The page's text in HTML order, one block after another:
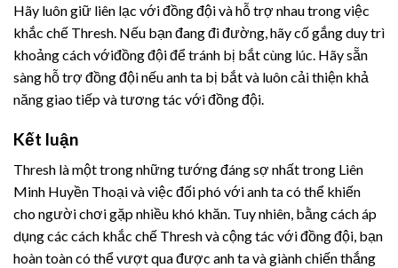
Hãy luôn giữ liên lạc với đồng đội và hỗ trợ nhau trong việc
khắc chế Thresh. Nếu bạn đang đi đường, hãy cố gắng duy trì
khoảng cách vớiđồng đội để tránh bị bắt cùng lúc. Hãy sẵn
sàng hỗ trợ đồng đội nếu anh ta bị bắt và luôn cải thiện khả
năng giao tiếp và tương tác với đồng đội.
Kết luận
Thresh là một trong những tướng đáng sợ nhất trong Liên
Minh Huyền Thoại và việc đối phó với anh ta có thể khiến
cho người chơi gặp nhiều khó khăn. Tuy nhiên, bằng cách áp
dụng các cách khắc chế Thresh và cộng tác với đồng đội, bạn
hoàn toàn có thể vượt qua được anh ta và giành chiến thắng